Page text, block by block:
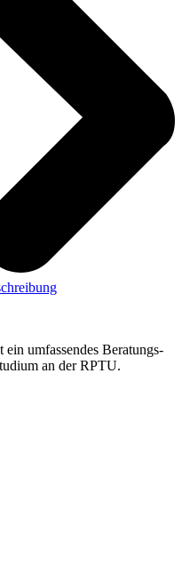
umfassendes Beratungs-
an der RPTU.